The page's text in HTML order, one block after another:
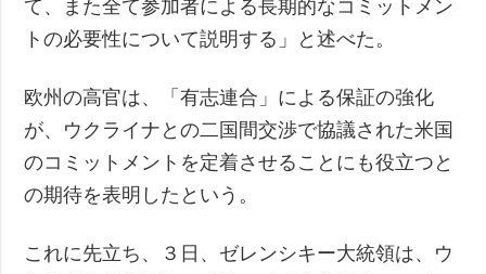
て、また全て参加者による長期的なコミットメン
トの必要性について説明する」と述べた。
欧州の高官は、「有志連合」による保証の強化
が、ウクライナとの二国間交渉で協議された米国
のコミットメントを定着させることにも役立つと
の期待を表明したという。
これに先立ち、３日、ゼレンシキー大統領は、ウ